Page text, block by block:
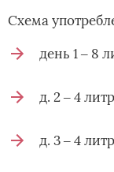
Схема
день 1 ‒ 8
д. 2 ‒ 4
д. 3 ‒ 4